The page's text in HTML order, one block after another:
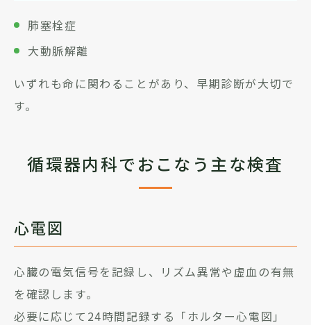
肺塞栓症
大動脈解離
いずれも命に関わることがあり、早期診断が大切で
す。
循環器内科でおこなう主な検査
心電図
心臓の電気信号を記録し、リズム異常や虚血の有無
を確認します。
必要に応じて24時間記録する「ホルター心電図」